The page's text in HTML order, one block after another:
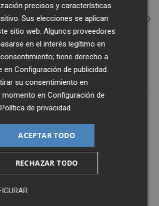
carreteras por la geografía
recientemente se hizo con otro
.
SIMETRIA
precisos y características
Sus elecciones se aplican
sitio web. Algunos proveedores
en el interés legítimo en
tiene derecho a
enConfiguración de publicidad
su consentimiento en
momento enConfiguración de
.Política de privacidad
ACEPTAR TODO
RECHAZAR TODO